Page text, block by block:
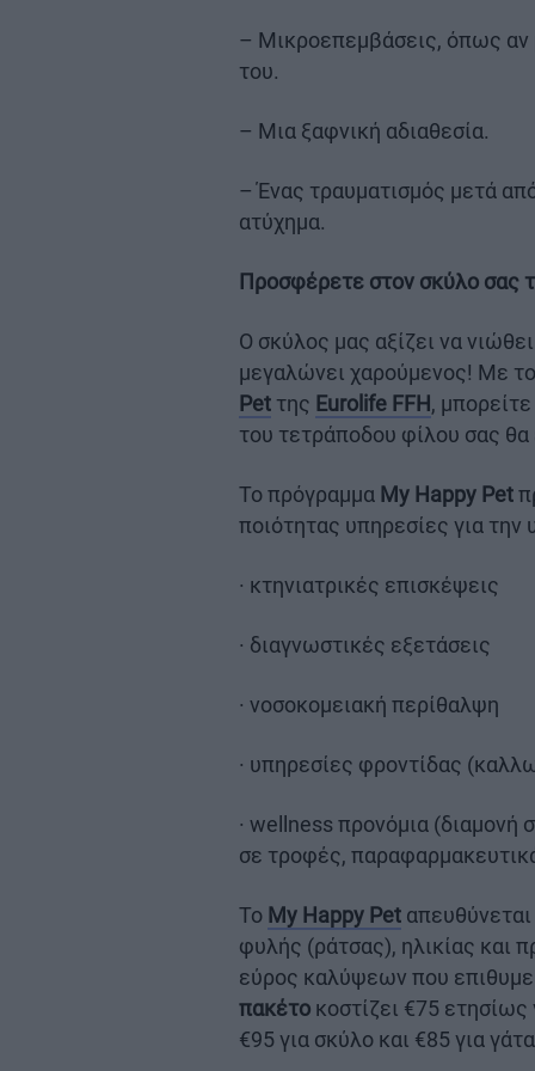
– Μικροεπεμβάσεις, όπως αν
του.
– Μια ξαφνική αδιαθεσία.
– Ένας τραυματισμός μετά
ατύχημα.
Προσφέρετε στον σκύλο σας
Ο σκύλος μας αξίζει να
μεγαλώνει χαρούμενος! Με
Pet της Eurolife FFH,
του τετράποδου φίλου σας θα
Το πρόγραμμα My Happy Pet
ποιότητας υπηρεσίες για
· κτηνιατρικές επισκέψεις
· διαγνωστικές εξετάσεις
· νοσοκομειακή περίθαλψη
· υπηρεσίες φροντίδας
· wellness προνόμια (διαμονή
σε τροφές,
Το My Happy Pet
φυλής (ράτσας), ηλικίας και
εύρος καλύψεων που
πακέτο κοστίζει €75
€95 για σκύλο και €85 για